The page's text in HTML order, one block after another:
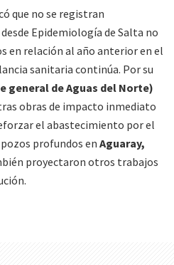
que no se registran
Epidemiología de Salta no
en relación al año anterior en el
sanitaria continúa. Por su
general de Aguas del Norte)
obras de impacto inmediato
el abastecimiento por el
profundos en Aguaray,
proyectaron otros trabajos